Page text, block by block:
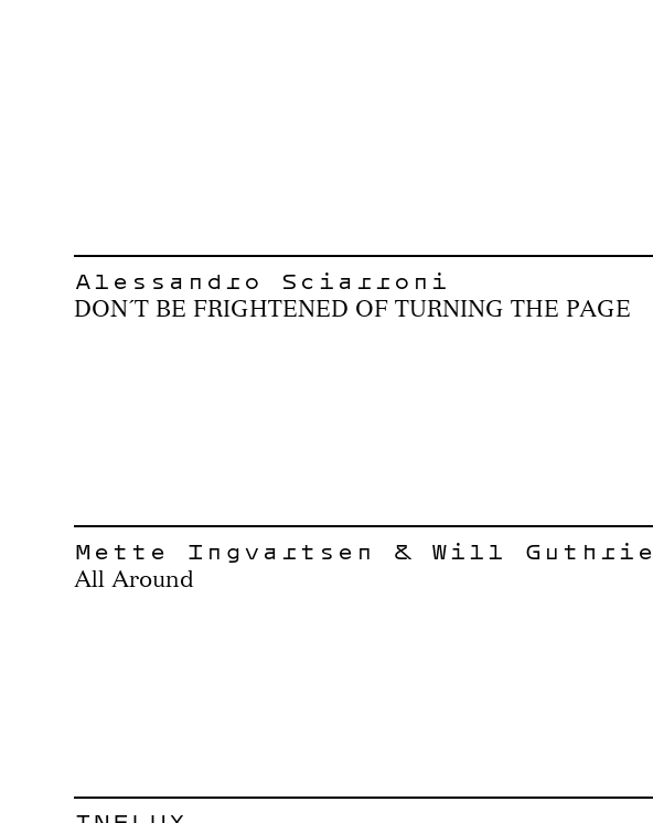
Alessandro Sciarroni
DON´T BE FRIGHTENED OF TURNING THE PAGE
Mette Ingvartsen & Will Guthrie
All Around